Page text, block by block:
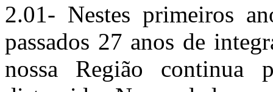
2.01- Nestes primeiros
passados 27 anos de
nossa Região continua